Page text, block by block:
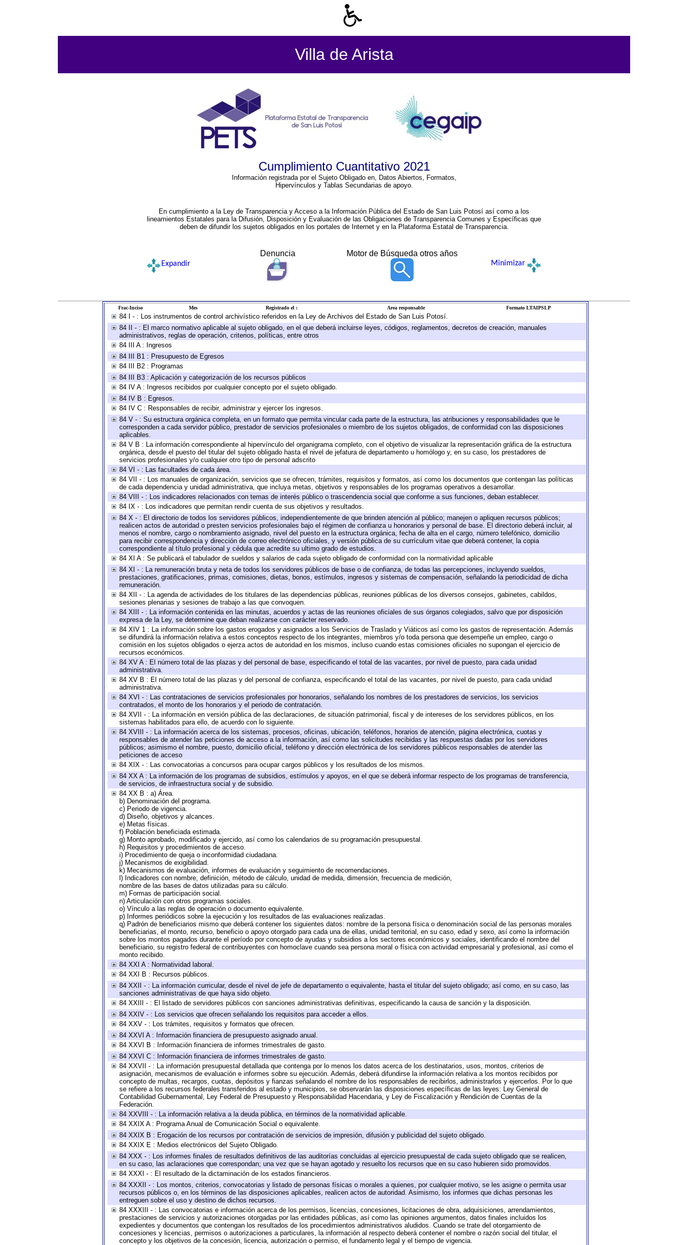
Villa de Arista
Cumplimiento Cuantitativo 2021
Información registrada por el Sujeto Obligado en, Datos Abiertos, Formatos,
Hipervínculos y Tablas Secundarias de apoyo.
En cumplimiento a la Ley de Transparencia y Acceso a la Información Pública del Estado de San Luis Potosí así como a los
lineamientos Estatales para la Difusión, Disposición y Evaluación de las Obligaciones de Transparencia Comunes y Específicas que
deben de difundir los sujetos obligados en los portales de Internet y en la Plataforma Estatal de Transparencia.
Denuncia Motor de Búsqueda otros años
Expandir Minimizar
Frac-Inciso Mes Registrado el : Area responsable Formato LTAIPSLP
84 I - : Los instrumentos de control archivístico referidos en la Ley de Archivos del Estado de San Luis Potosí.
84 II - : El marco normativo aplicable al sujeto obligado, en el que deberá incluirse leyes, códigos, reglamentos, decretos de creación, manuales
administrativos, reglas de operación, criterios, políticas, entre otros
84 III A : Ingresos
84 III B1 : Presupuesto de Egresos
84 III B2 : Programas
84 III B3 : Aplicación y categorización de los recursos públicos
84 IV A : Ingresos recibidos por cualquier concepto por el sujeto obligado.
84 IV B : Egresos.
84 IV C : Responsables de recibir, administrar y ejercer los ingresos.
84 V - : Su estructura orgánica completa, en un formato que permita vincular cada parte de la estructura, las atribuciones y responsabilidades que le
corresponden a cada servidor público, prestador de servicios profesionales o miembro de los sujetos obligados, de conformidad con las disposiciones
aplicables.
84 V B : La información correspondiente al hipervínculo del organigrama completo, con el objetivo de visualizar la representación gráfica de la estructura
orgánica, desde el puesto del titular del sujeto obligado hasta el nivel de jefatura de departamento u homólogo y, en su caso, los prestadores de
servicios profesionales y/o cualquier otro tipo de personal adscrito
84 VI - : Las facultades de cada área.
84 VII - : Los manuales de organización, servicios que se ofrecen, trámites, requisitos y formatos, así como los documentos que contengan las políticas
de cada dependencia y unidad administrativa, que incluya metas, objetivos y responsables de los programas operativos a desarrollar.
84 VIII - : Los indicadores relacionados con temas de interés público o trascendencia social que conforme a sus funciones, deban establecer.
84 IX - : Los indicadores que permitan rendir cuenta de sus objetivos y resultados.
84 X - : El directorio de todos los servidores públicos, independientemente de que brinden atención al público; manejen o apliquen recursos públicos;
realicen actos de autoridad o presten servicios profesionales bajo el régimen de confianza u honorarios y personal de base. El directorio deberá incluir, al
menos el nombre, cargo o nombramiento asignado, nivel del puesto en la estructura orgánica, fecha de alta en el cargo, número telefónico, domicilio
para recibir correspondencia y dirección de correo electrónico oficiales, y versión pública de su currículum vitae que deberá contener, la copia
correspondiente al título profesional y cédula que acredite su ultimo grado de estudios.
84 XI A : Se publicará el tabulador de sueldos y salarios de cada sujeto obligado de conformidad con la normatividad aplicable
84 XI - : La remuneración bruta y neta de todos los servidores públicos de base o de confianza, de todas las percepciones, incluyendo sueldos,
prestaciones, gratificaciones, primas, comisiones, dietas, bonos, estímulos, ingresos y sistemas de compensación, señalando la periodicidad de dicha
remuneración.
84 XII - : La agenda de actividades de los titulares de las dependencias públicas, reuniones públicas de los diversos consejos, gabinetes, cabildos,
sesiones plenarias y sesiones de trabajo a las que convoquen.
84 XIII - : La información contenida en las minutas, acuerdos y actas de las reuniones oficiales de sus órganos colegiados, salvo que por disposición
expresa de la Ley, se determine que deban realizarse con carácter reservado.
84 XIV 1 : La información sobre los gastos erogados y asignados a los Servicios de Traslado y Viáticos así como los gastos de representación. Además
se difundirá la información relativa a estos conceptos respecto de los integrantes, miembros y/o toda persona que desempeñe un empleo, cargo o
comisión en los sujetos obligados o ejerza actos de autoridad en los mismos, incluso cuando estas comisiones oficiales no supongan el ejercicio de
recursos económicos.
84 XV A : El número total de las plazas y del personal de base, especificando el total de las vacantes, por nivel de puesto, para cada unidad
administrativa.
84 XV B : El número total de las plazas y del personal de confianza, especificando el total de las vacantes, por nivel de puesto, para cada unidad
administrativa.
84 XVI - : Las contrataciones de servicios profesionales por honorarios, señalando los nombres de los prestadores de servicios, los servicios
contratados, el monto de los honorarios y el periodo de contratación.
84 XVII - : La información en versión pública de las declaraciones, de situación patrimonial, fiscal y de intereses de los servidores públicos, en los
sistemas habilitados para ello, de acuerdo con lo siguiente.
84 XVIII - : La información acerca de los sistemas, procesos, oficinas, ubicación, teléfonos, horarios de atención, página electrónica, cuotas y
responsables de atender las peticiones de acceso a la información, así como las solicitudes recibidas y las respuestas dadas por los servidores
públicos; asimismo el nombre, puesto, domicilio oficial, teléfono y dirección electrónica de los servidores públicos responsables de atender las
peticiones de acceso
84 XIX - : Las convocatorias a concursos para ocupar cargos públicos y los resultados de los mismos.
84 XX A : La información de los programas de subsidios, estímulos y apoyos, en el que se deberá informar respecto de los programas de transferencia,
de servicios, de infraestructura social y de subsidio.
84 XX B : a) Área.
b) Denominación del programa.
c) Periodo de vigencia.
d) Diseño, objetivos y alcances.
e) Metas físicas.
f) Población beneficiada estimada.
g) Monto aprobado, modificado y ejercido, así como los calendarios de su programación presupuestal.
h) Requisitos y procedimientos de acceso.
i) Procedimiento de queja o inconformidad ciudadana.
j) Mecanismos de exigibilidad.
k) Mecanismos de evaluación, informes de evaluación y seguimiento de recomendaciones.
l) Indicadores con nombre, definición, método de cálculo, unidad de medida, dimensión, frecuencia de medición,
nombre de las bases de datos utilizadas para su cálculo.
m) Formas de participación social.
n) Articulación con otros programas sociales.
o) Vínculo a las reglas de operación o documento equivalente.
p) Informes periódicos sobre la ejecución y los resultados de las evaluaciones realizadas.
q) Padrón de beneficiarios mismo que deberá contener los siguientes datos: nombre de la persona física o denominación social de las personas morales
beneficiarias, el monto, recurso, beneficio o apoyo otorgado para cada una de ellas, unidad territorial, en su caso, edad y sexo, así como la información
sobre los montos pagados durante el período por concepto de ayudas y subsidios a los sectores económicos y sociales, identificando el nombre del
beneficiario, su registro federal de contribuyentes con homoclave cuando sea persona moral o física con actividad empresarial y profesional, así como el
monto recibido.
84 XXI A : Normatividad laboral.
84 XXI B : Recursos públicos.
84 XXII - : La información curricular, desde el nivel de jefe de departamento o equivalente, hasta el titular del sujeto obligado; así como, en su caso, las
sanciones administrativas de que haya sido objeto.
84 XXIII - : El listado de servidores públicos con sanciones administrativas definitivas, especificando la causa de sanción y la disposición.
84 XXIV - : Los servicios que ofrecen señalando los requisitos para acceder a ellos.
84 XXV - : Los trámites, requisitos y formatos que ofrecen.
84 XXVI A : Información financiera de presupuesto asignado anual.
84 XXVI B : Información financiera de informes trimestrales de gasto.
84 XXVI C : Información financiera de informes trimestrales de gasto.
84 XXVII - : La información presupuestal detallada que contenga por lo menos los datos acerca de los destinatarios, usos, montos, criterios de
asignación, mecanismos de evaluación e informes sobre su ejecución. Además, deberá difundirse la información relativa a los montos recibidos por
concepto de multas, recargos, cuotas, depósitos y fianzas señalando el nombre de los responsables de recibirlos, administrarlos y ejercerlos. Por lo que
se refiere a los recursos federales transferidos al estado y municipios, se observarán las disposiciones específicas de las leyes: Ley General de
Contabilidad Gubernamental, Ley Federal de Presupuesto y Responsabilidad Hacendaria, y Ley de Fiscalización y Rendición de Cuentas de la
Federación.
84 XXVIII - : La información relativa a la deuda pública, en términos de la normatividad aplicable.
84 XXIX A : Programa Anual de Comunicación Social o equivalente.
84 XXIX B : Erogación de los recursos por contratación de servicios de impresión, difusión y publicidad del sujeto obligado.
84 XXIX E : Medios electrónicos del Sujeto Obligado.
84 XXX - : Los informes finales de resultados definitivos de las auditorías concluidas al ejercicio presupuestal de cada sujeto obligado que se realicen,
en su caso, las aclaraciones que correspondan; una vez que se hayan agotado y resuelto los recursos que en su caso hubieren sido promovidos.
84 XXXI - : El resultado de la dictaminación de los estados financieros.
84 XXXII - : Los montos, criterios, convocatorias y listado de personas físicas o morales a quienes, por cualquier motivo, se les asigne o permita usar
recursos públicos o, en los términos de las disposiciones aplicables, realicen actos de autoridad. Asimismo, los informes que dichas personas les
entreguen sobre el uso y destino de dichos recursos.
84 XXXIII - : Las convocatorias e información acerca de los permisos, licencias, concesiones, licitaciones de obra, adquisiciones, arrendamientos,
prestaciones de servicios y autorizaciones otorgadas por las entidades públicas, así como las opiniones argumentos, datos finales incluidos los
expedientes y documentos que contengan los resultados de los procedimientos administrativos aludidos. Cuando se trate del otorgamiento de
concesiones y licencias, permisos o autorizaciones a particulares, la información al respecto deberá contener el nombre o razón social del titular, el
concepto y los objetivos de la concesión, licencia, autorización o permiso, el fundamento legal y el tiempo de vigencia.